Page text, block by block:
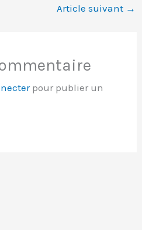
Article suivant →
pour publier un